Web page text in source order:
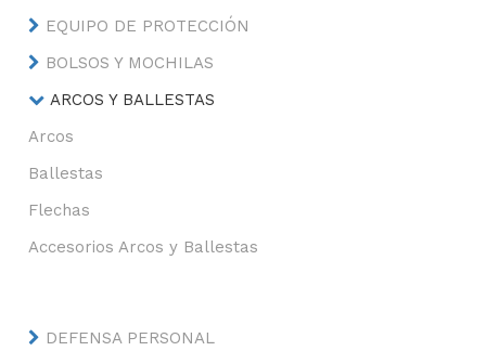
EQUIPO DE PROTECCIÓN
BOLSOS Y MOCHILAS
ARCOS Y BALLESTAS
Arcos
Ballestas
Flechas
Accesorios Arcos y Ballestas
DEFENSA PERSONAL